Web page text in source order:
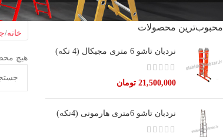
محبوب‌ترین محصولات
نردبان تاشو 6 متری مجیکال (4 تکه)
21,500,000 تومان
نردبان تاشو 6متری هارمونی (4تکه)
خانه
هیچ